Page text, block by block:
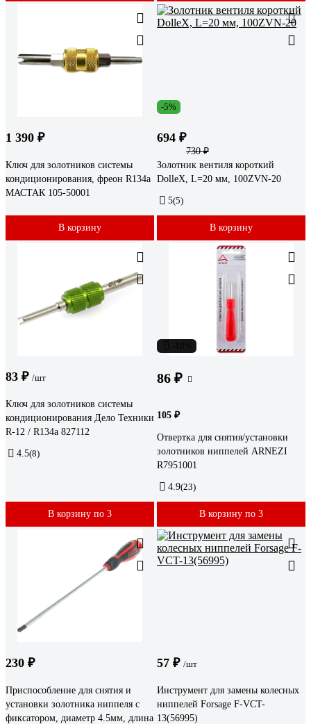
1 390 ₽
Ключ для золотников системы
кондиционирования, фреон R134a
МАСТАК 105-50001
В корзину
-5%
694 ₽
730 ₽
Золотник вентиля короткий
DolleX, L=20 мм, 100ZVN-20
5(5)
В корзину
83 ₽ /шт
Ключ для золотников системы
кондиционирования Дело Техники
R-12 / R134a 827112
4.5(8)
В корзину по 3
86 ₽
105 ₽
Отвертка для снятия/установки
золотников ниппелей ARNEZI
R7951001
4.9(23)
В корзину по 3
230 ₽
Приспособление для снятия и
установки золотника ниппеля с
фиксатором, диаметр 4.5мм, длина
57 ₽ /шт
Инструмент для замены колесных
ниппелей Forsage F-VCT-
13(56995)